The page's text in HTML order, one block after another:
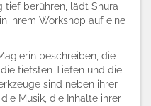
tief berühren, lädt Shura
ihrem Workshop auf eine
beschreiben, die
tiefsten Tiefen und die
sind neben ihrer
Musik, die Inhalte ihrer